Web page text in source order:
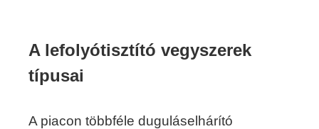
A lefolyótisztító vegyszerek
típusai
A piacon többféle duguláselhárító